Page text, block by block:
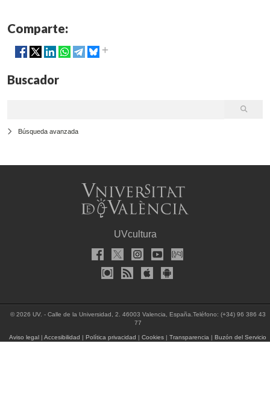
Comparte:
Buscador
Búsqueda avanzada
UVcultura
© 2026 UV. - Calle de la Universidad, 2. 46003 Valencia, España.Teléfono: (+34) 96 386 43
77
Aviso legal |Accesibilidad |Política privacidad |Cookies |Transparencia |Buzón del Servicio